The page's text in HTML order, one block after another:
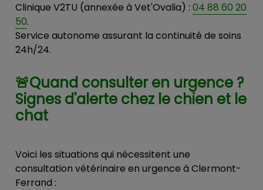
Clinique V2TU (annexée à Vet'Ovalia) : 04 88 60 20
50.
Service autonome assurant la continuité de soins
24h/24.
🚨Quand consulter en urgence ?
Signes d'alerte chez le chien et le
chat
Voici les situations qui nécessitent une
consultation vétérinaire en urgence à Clermont-
Ferrand :